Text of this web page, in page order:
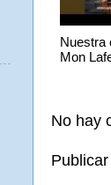
Nuestra
Mon
No hay